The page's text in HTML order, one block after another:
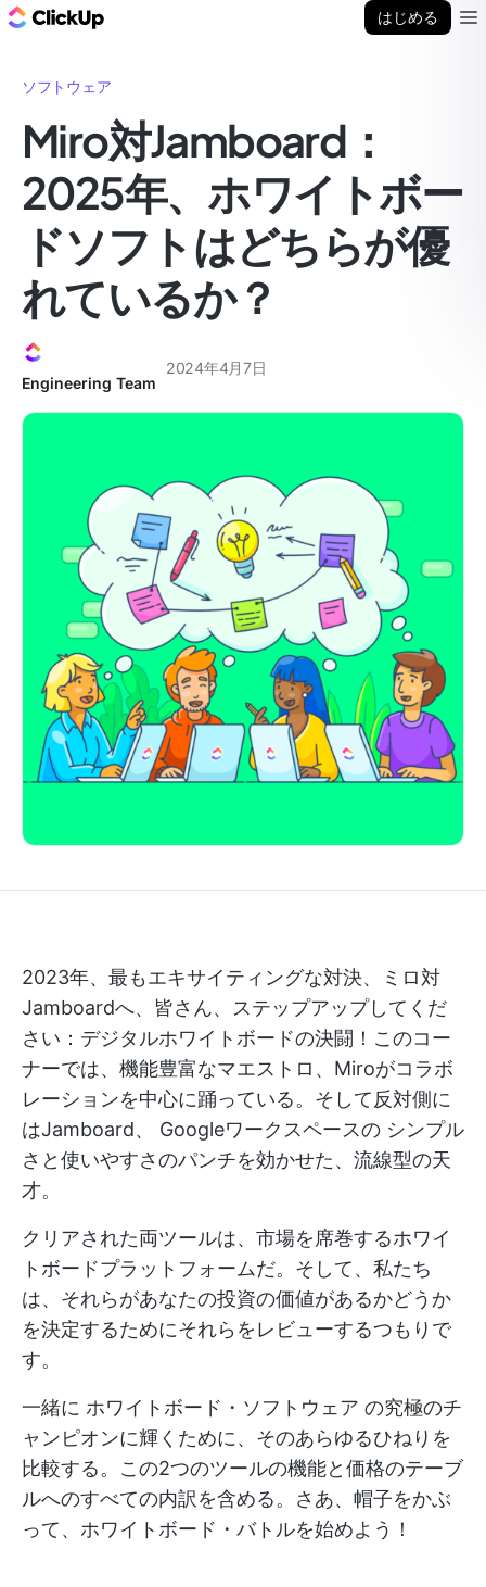
はじめる
ソフトウェア
Miro対Jamboard：
2025年、ホワイトボー
ドソフトはどちらが優
れているか？
Engineering Team
2024年4月7日
2023年、最もエキサイティングな対決、ミロ対
Jamboardへ、皆さん、ステップアップしてくだ
さい：デジタルホワイトボードの決闘！このコー
ナーでは、機能豊富なマエストロ、Miroがコラボ
レーションを中心に踊っている。そして反対側に
はJamboard、 Googleワークスペースの シンプル
さと使いやすさのパンチを効かせた、流線型の天
才。
クリアされた両ツールは、市場を席巻するホワイ
トボードプラットフォームだ。そして、私たち
は、それらがあなたの投資の価値があるかどうか
を決定するためにそれらをレビューするつもりで
す。
一緒に ホワイトボード・ソフトウェア の究極のチ
ャンピオンに輝くために、そのあらゆるひねりを
比較する。この2つのツールの機能と価格のテーブ
ルへのすべての内訳を含める。さあ、帽子をかぶ
って、ホワイトボード・バトルを始めよう！